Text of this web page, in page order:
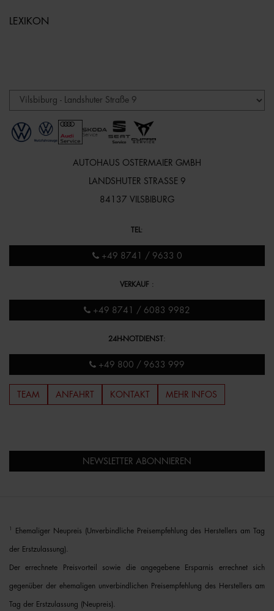
LEXIKON
AUTOHAUS OSTERMAIER GMBH
LANDSHUTER STRASSE 9
84137 VILSBIBURG
TEL :
+49 8741 / 9633 0
VERKAUF :
+49 8741 / 6083 9982
24H-NOTDIENST:
+49 800 / 9633 999
TEAM ANFAHRT KONTAKT MEHR INFOS
NEWSLETTER ABONNIEREN
Ehemaliger Neupreis (Unverbindliche Preisempfehlung des Herstellers am Tag
der Erstzulassung).
Der errechnete Preisvorteil sowie die angegebene Ersparnis errechnet sich
gegenüber der ehemaligen unverbindlichen Preisempfehlung des Herstellers am
Tag der Erstzulassung (Neupreis).